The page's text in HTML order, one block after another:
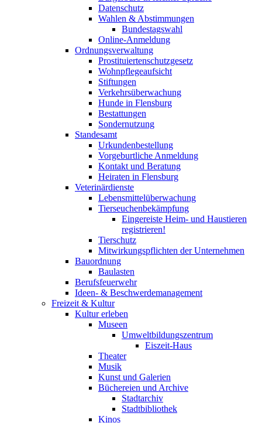
Datenschutz
Wahlen & Abstimmungen
Bundestagswahl
Online-Anmeldung
Ordnungsverwaltung
Prostituiertenschutzgesetz
Wohnpflegeaufsicht
Stiftungen
Verkehrsüberwachung
Hunde in Flensburg
Bestattungen
Sondernutzung
Standesamt
Urkundenbestellung
Vorgeburtliche Anmeldung
Kontakt und Beratung
Heiraten in Flensburg
Veterinärdienste
Lebensmittelüberwachung
Tierseuchenbekämpfung
Eingereiste Heim- und Haustieren
registrieren!
Tierschutz
Mitwirkungspflichten der Unternehmen
Bauordnung
Baulasten
Berufsfeuerwehr
Ideen- & Beschwerdemanagement
Freizeit & Kultur
Kultur erleben
Museen
Umweltbildungszentrum
Eiszeit-Haus
Theater
Musik
Kunst und Galerien
Büchereien und Archive
Stadtarchiv
Stadtbibliothek
Kinos